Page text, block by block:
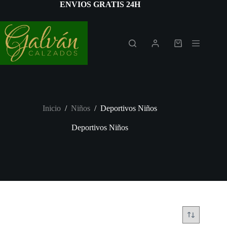
contenido
ENVIOS GRATIS 24H
Carro
Inicio / Niños / Deportivos Niños
Deportivos Niños